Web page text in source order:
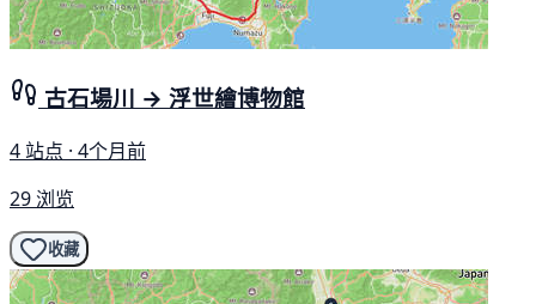
古石場川 → 浮世繪博物館
4 站点 · 4个月前
29 浏览
收藏